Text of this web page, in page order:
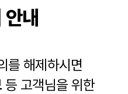
내
를 해제하시면
등 고객님을 위한